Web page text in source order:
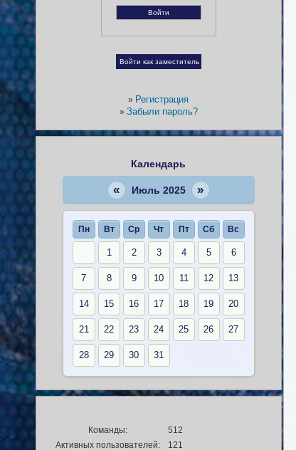
» Регистрация
» Забыли пароль?
Календарь
« Июль 2025 »
Пн Вт Ср Чт Пт Сб Вс
1 2 3 4 5 6
7 8 9 10 11 12 13
14 15 16 17 18 19 20
21 22 23 24 25 26 27
28 29 30 31
Команды:
512
Активных пользователей:
121